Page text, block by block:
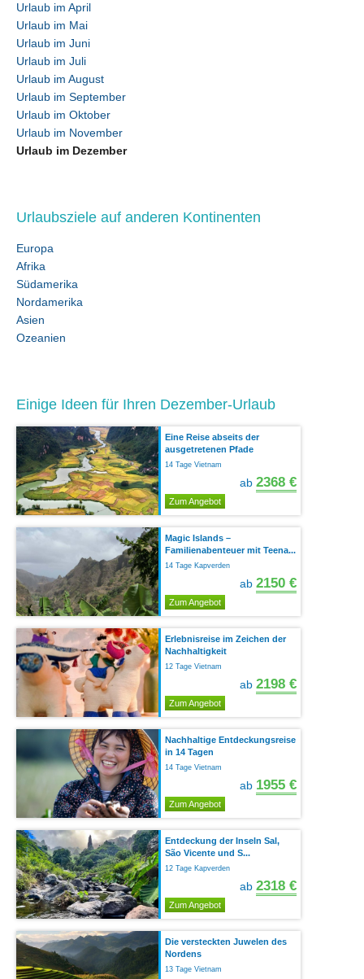
Urlaub im April
Urlaub im Mai
Urlaub im Juni
Urlaub im Juli
Urlaub im August
Urlaub im September
Urlaub im Oktober
Urlaub im November
Urlaub im Dezember
Urlaubsziele auf anderen Kontinenten
Europa
Afrika
Südamerika
Nordamerika
Asien
Ozeanien
Einige Ideen für Ihren Dezember-Urlaub
Eine Reise abseits der
ausgetretenen Pfade
14 Tage Vietnam
ab 2368 €
Zum Angebot
Magic Islands –
Familienabenteuer mit Teena...
14 Tage Kapverden
ab 2150 €
Zum Angebot
Erlebnisreise im Zeichen der
Nachhaltigkeit
12 Tage Vietnam
ab 2198 €
Zum Angebot
Nachhaltige Entdeckungsreise
in 14 Tagen
14 Tage Vietnam
ab 1955 €
Zum Angebot
Entdeckung der Inseln Sal,
São Vicente und S...
12 Tage Kapverden
ab 2318 €
Zum Angebot
Die versteckten Juwelen des
Nordens
13 Tage Vietnam